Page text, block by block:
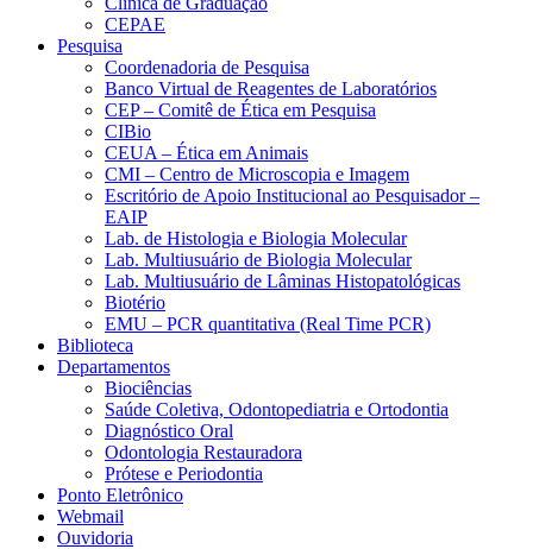
CEPAE
Pesquisa
Coordenadoria de Pesquisa
Banco Virtual de Reagentes de Laboratórios
CEP – Comitê de Ética em Pesquisa
CIBio
CEUA – Ética em Animais
CMI – Centro de Microscopia e Imagem
Escritório de Apoio Institucional ao Pesquisador –
EAIP
Lab. de Histologia e Biologia Molecular
Lab. Multiusuário de Biologia Molecular
Lab. Multiusuário de Lâminas Histopatológicas
Biotério
EMU – PCR quantitativa (Real Time PCR)
Biblioteca
Departamentos
Biociências
Saúde Coletiva, Odontopediatria e Ortodontia
Diagnóstico Oral
Odontologia Restauradora
Prótese e Periodontia
Ponto Eletrônico
Webmail
Ouvidoria